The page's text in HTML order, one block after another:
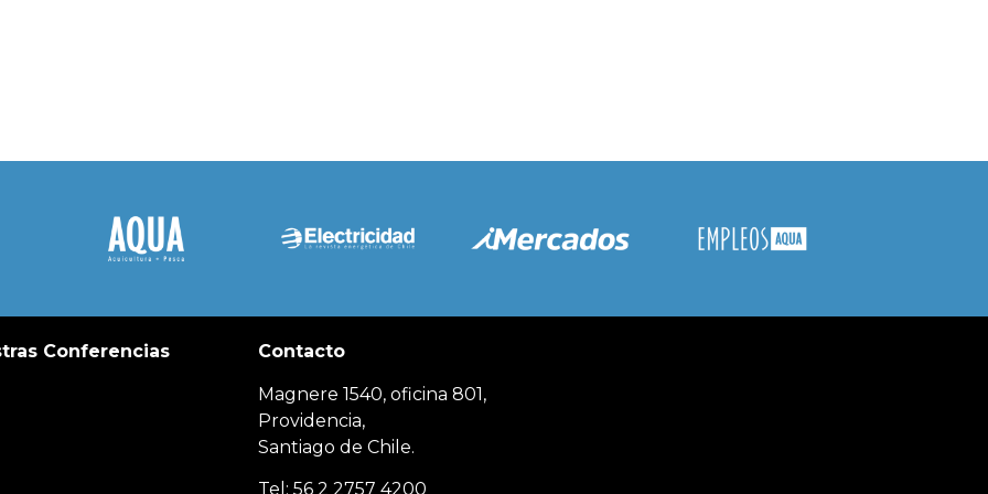
Conferencias Contacto
Magnere 1540, oficina 801,
Providencia,
Santiago de Chile.
Tel: 56 2 2757 4200